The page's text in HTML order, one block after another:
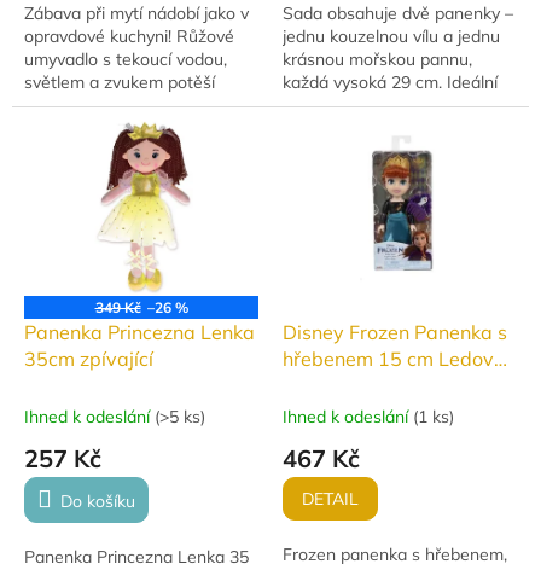
Zábava při mytí nádobí jako v
opravdové kuchyni! Růžové
umyvadlo s tekoucí vodou,
světlem a zvukem potěší
všechny malé pomocníky.
Stačí naplnit vodou, zapnout
baterie a začíná...
Sada obsahuje dvě panenky –
jednu kouzelnou vílu a jednu
krásnou mořskou pannu,
každá vysoká 29 cm. Ideální
hračka pro děti od 3 let, s
349 Kč –26 %
Panenka Princezna Lenka
35cm zpívající
Ihned k odeslání (>5 ks)
257 Kč
Do košíku
Panenka Princezna Lenka 35
Disney Frozen Panenka s
hřebenem 15 cm Ledové
Ihned k odeslání (1 ks)
467 Kč
DETAIL
Frozen panenka s hřebenem,